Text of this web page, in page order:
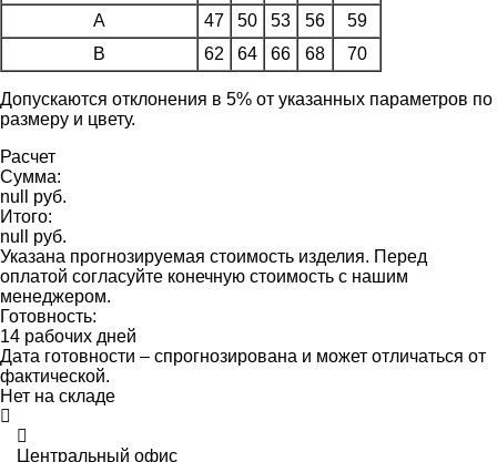
A
47 50 53 56
59
B
62 64 66 68 70
Допускаются отклонения в 5% от указанных параметров по
размеру и цвету.
Расчет
Сумма:
null руб.
Итого:
null руб.
Указана прогнозируемая стоимость изделия. Перед
оплатой согласуйте конечную стоимость с нашим
менеджером.
Готовность:
14 рабочих дней
Дата готовности – спрогнозирована и может отличаться от
фактической.
Нет на складе
Центральный офис